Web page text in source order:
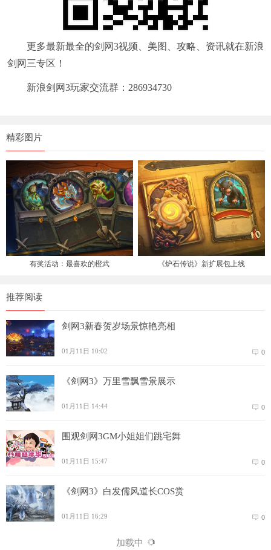
更多最新最全的剑网3视频、美图、攻略、资讯就在新浪
剑网三专区！
新浪剑网3玩家交流群：286934730
精彩图片
有奖活动：最喜欢的橙武 《炉石传说》新扩展包上线
推荐阅读
剑网3新春贺岁场景惊艳亮相
01月11日 10:02 0
《剑网3》万里雪飘雪景展示
01月11日 14:44 0
围观剑网3GM小姐姐们跳宅舞
01月11日 15:47 0
《剑网3》白发儒风道长COS赏
01月11日 16:29 0
加载中